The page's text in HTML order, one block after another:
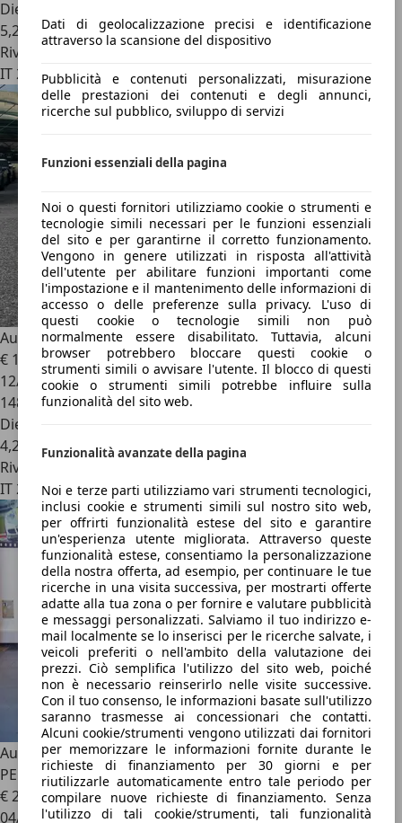
Dati di geolocalizzazione precisi e identificazione
attraverso la scansione del dispositivo
Pubblicità e contenuti personalizzati, misurazione
delle prestazioni dei contenuti e degli annunci,
ricerche sul pubblico, sviluppo di servizi
Funzioni essenziali della pagina
Noi o questi fornitori utilizziamo cookie o strumenti e
tecnologie simili necessari per le funzioni essenziali
del sito e per garantirne il corretto funzionamento.
Vengono in genere utilizzati in risposta all'attività
dell'utente per abilitare funzioni importanti come
l'impostazione e il mantenimento delle informazioni di
accesso o delle preferenze sulla privacy. L'uso di
questi cookie o tecnologie simili non può
normalmente essere disabilitato. Tuttavia, alcuni
browser potrebbero bloccare questi cookie o
strumenti simili o avvisare l'utente. Il blocco di questi
cookie o strumenti simili potrebbe influire sulla
funzionalità del sito web.
Funzionalità avanzate della pagina
Noi e terze parti utilizziamo vari strumenti tecnologici,
inclusi cookie e strumenti simili sul nostro sito web,
per offrirti funzionalità estese del sito e garantire
un'esperienza utente migliorata. Attraverso queste
funzionalità estese, consentiamo la personalizzazione
della nostra offerta, ad esempio, per continuare le tue
ricerche in una visita successiva, per mostrarti offerte
adatte alla tua zona o per fornire e valutare pubblicità
e messaggi personalizzati. Salviamo il tuo indirizzo e-
mail localmente se lo inserisci per le ricerche salvate, i
veicoli preferiti o nell'ambito della valutazione dei
prezzi. Ciò semplifica l'utilizzo del sito web, poiché
non è necessario reinserirlo nelle visite successive.
Con il tuo consenso, le informazioni basate sull'utilizzo
saranno trasmesse ai concessionari che contatti.
Alcuni cookie/strumenti vengono utilizzati dai fornitori
per memorizzare le informazioni fornite durante le
richieste di finanziamento per 30 giorni e per
riutilizzarle automaticamente entro tale periodo per
compilare nuove richieste di finanziamento. Senza
l'utilizzo di tali cookie/strumenti, tali funzionalità
Diesel
5,2 l/100 km (comb.)
Rivenditore
IT 21056
Audi A4Avant 2.0 tdi ultra 136cv
€ 10.990
12/2014
148.059 km
Diesel
4,2 l/100 km (comb.)
Rivenditore
IT 29010
Audi A430 TDI Avant S-Tronic Business -
PELLE/VIRTUAL/ADAS/KEYLESS
€ 21.7501
04/2022